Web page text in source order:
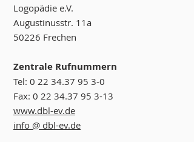
Logopädie e.V.
Augustinusstr. 11a
50226 Frechen
Zentrale Rufnummern
Tel: 0 22 34.37 95 3-0
Fax: 0 22 34.37 95 3-13
www.dbl-ev.de
info @ dbl-ev.de